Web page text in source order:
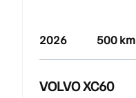
2026 500 km
VOLVO XC60